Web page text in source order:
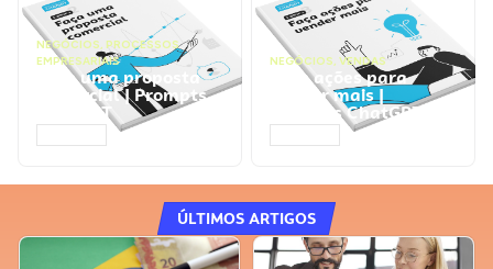
NEGÓCIOS, PROCESSOS
EMPRESARIAIS
Faça uma proposta
comercial | Prompts
ChatGPT
NEGÓCIOS, VENDAS
Faça ações para
vender mais |
Prompts ChatGPT
ÚLTIMOS ARTIGOS